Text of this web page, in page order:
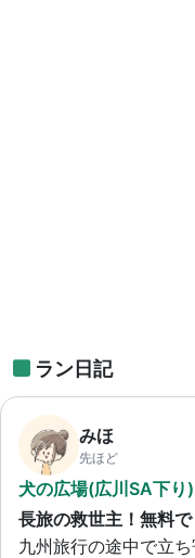
ラン日記
みほ
先ほど
犬の広場(広川SA下り)
長旅の救世主！無料
九州旅行の途中で立